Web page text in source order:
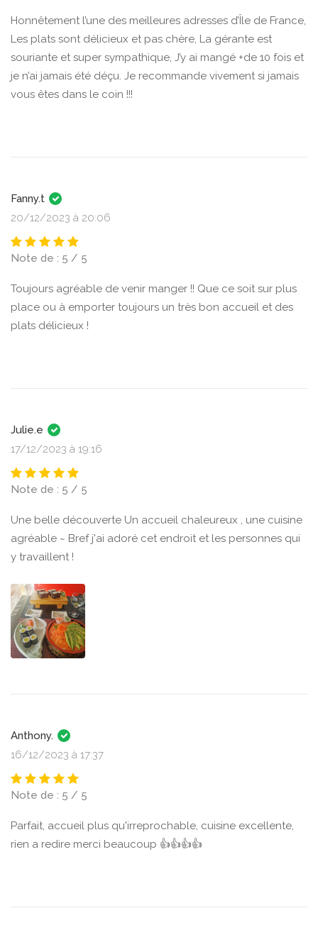
Honnêtement l’une des meilleures adresses d’Île de France,
Les plats sont délicieux et pas chère, La gérante est
souriante et super sympathique, J’y ai mangé +de 10 fois et
je n’ai jamais été déçu. Je recommande vivement si jamais
vous êtes dans le coin !!!
Fanny.t
20/12/2023 à 20:06
Note de : 5 / 5
Toujours agréable de venir manger !! Que ce soit sur plus
place ou à emporter toujours un très bon accueil et des
plats délicieux !
Julie.e
17/12/2023 à 19:16
Note de : 5 / 5
Une belle découverte Un accueil chaleureux , une cuisine
agréable ~ Bref j'ai adoré cet endroit et les personnes qui
y travaillent !
Anthony.
16/12/2023 à 17:37
Note de : 5 / 5
Parfait, accueil plus qu'irreprochable, cuisine excellente,
rien a redire merci beaucoup 👍👍👍👍